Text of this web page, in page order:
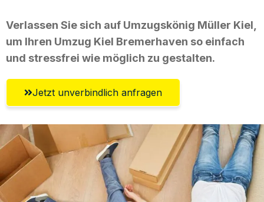
Verlassen Sie sich auf Umzugskönig Müller Kiel,
um Ihren Umzug Kiel Bremerhaven so einfach
und stressfrei wie möglich zu gestalten.
Jetzt unverbindlich anfragen